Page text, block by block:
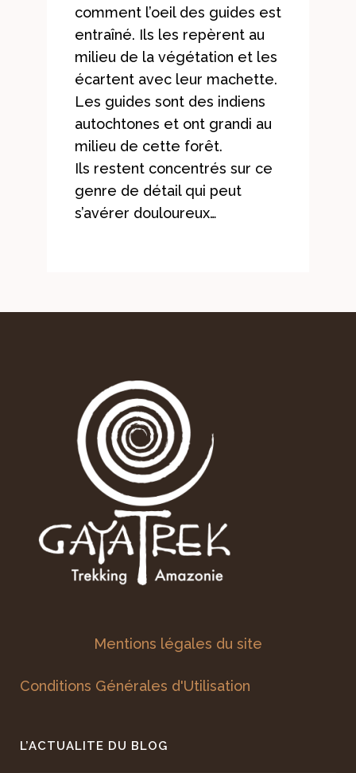
comment l’oeil des guides est
entraîné. Ils les repèrent au
milieu de la végétation et les
écartent avec leur machette.
Les guides sont des indiens
autochtones et ont grandi au
milieu de cette forêt.
Ils restent concentrés sur ce
genre de détail qui peut
s’avérer douloureux…
Mentions légales du site
Conditions Générales d'Utilisation
L’ACTUALITE DU BLOG